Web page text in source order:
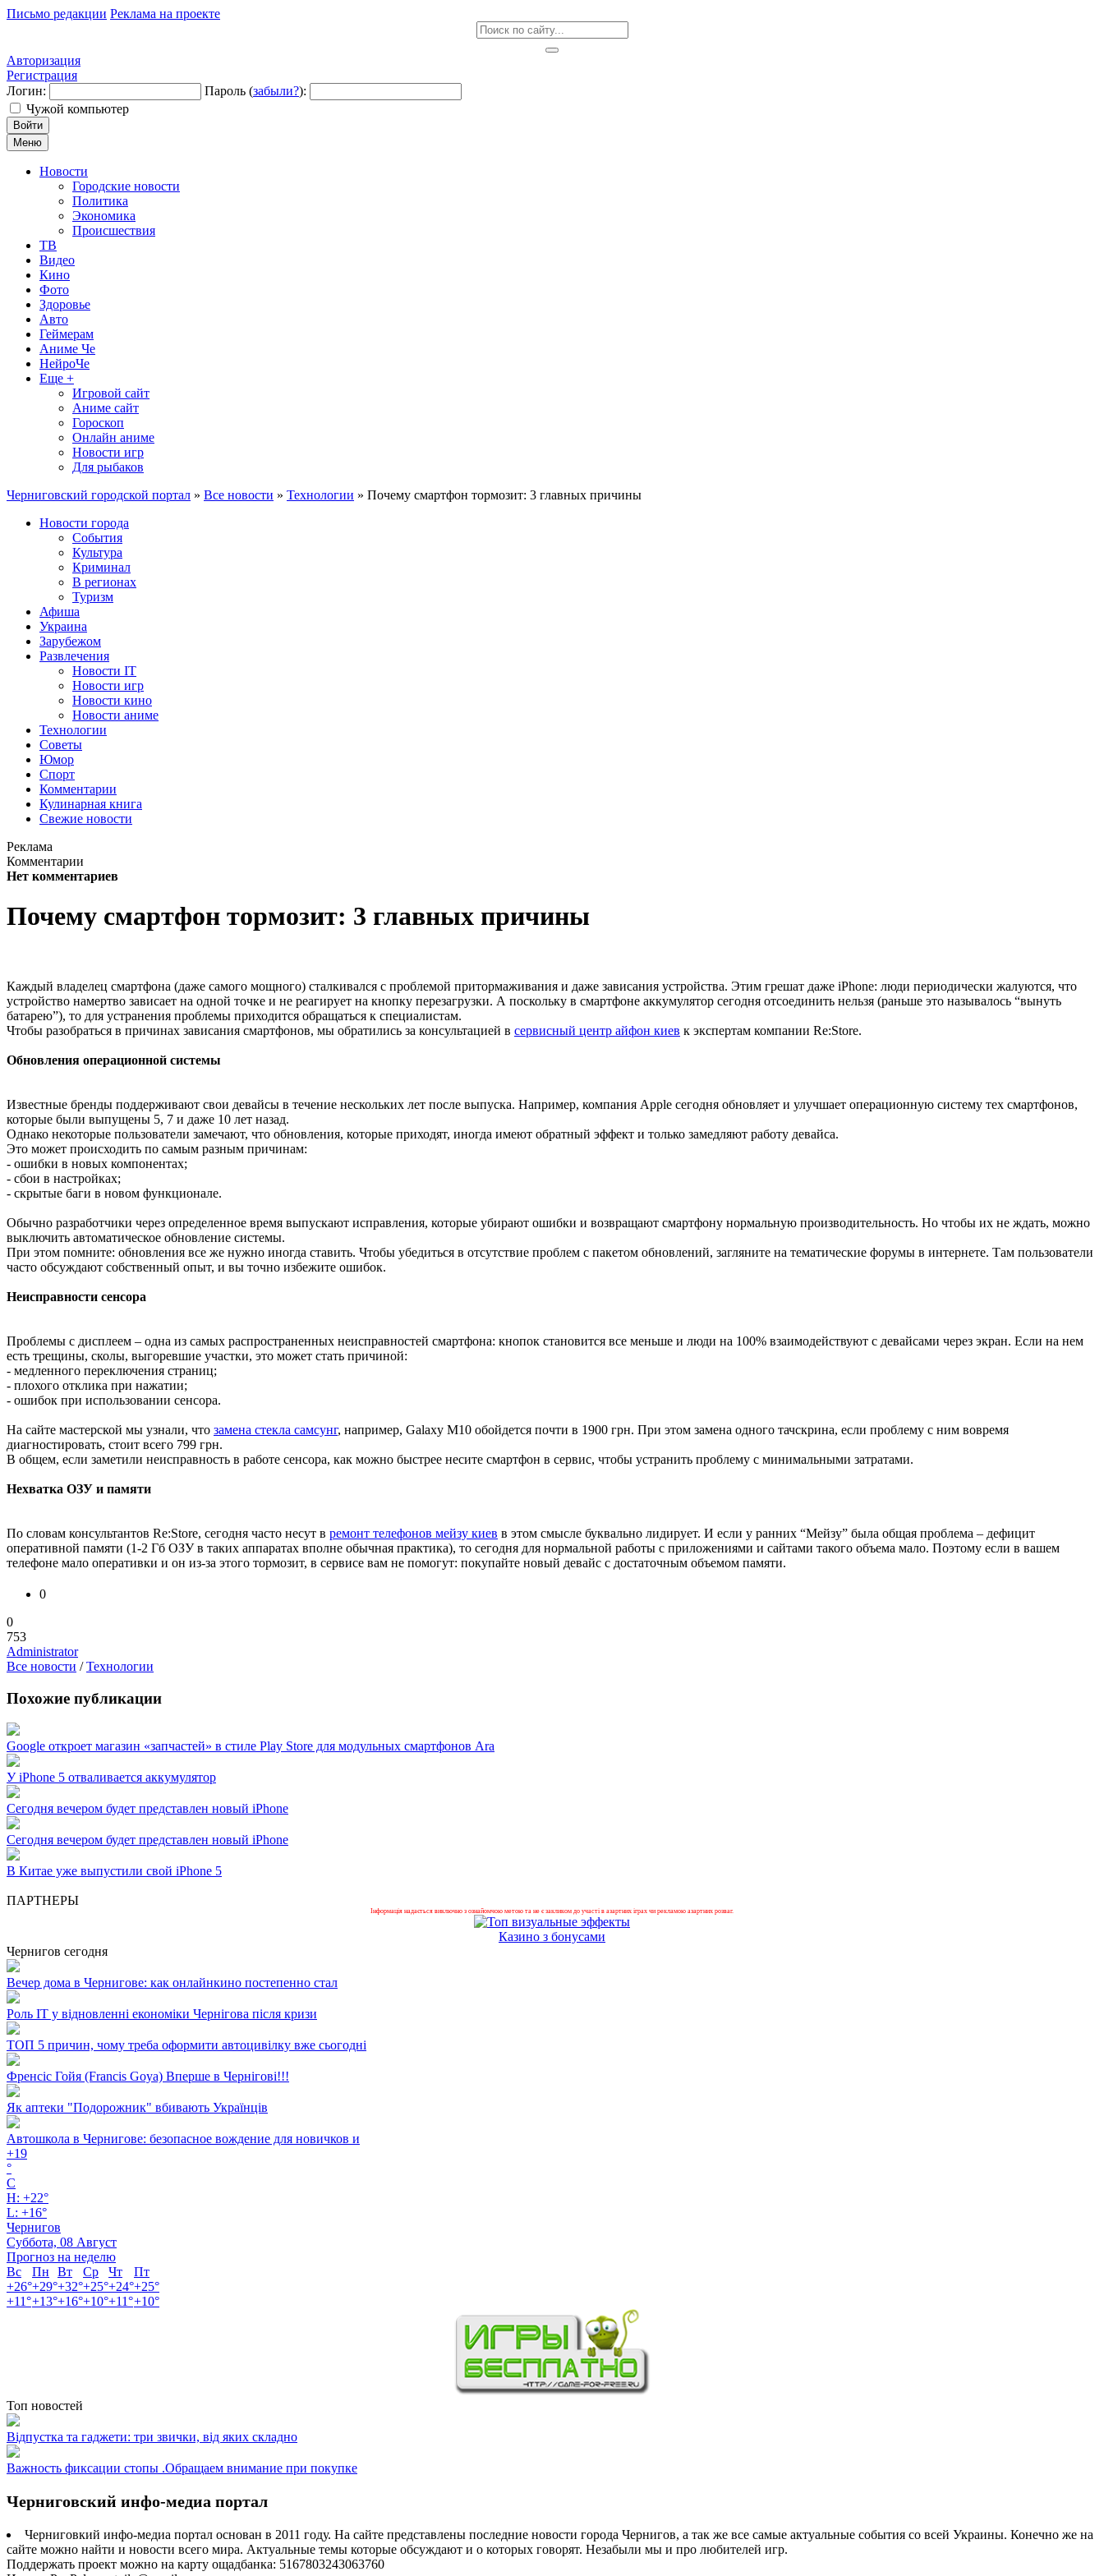
Письмо редакции Реклама на проекте
Авторизация
Регистрация
Логин:
Пароль (забыли?):
Чужой компьютер
Войти
Меню
Новости
Городские новости
Политика
Экономика
Происшествия
ТВ
Видео
Кино
Фото
Здоровье
Авто
Геймерам
Аниме Че
НейроЧе
Еще +
Игровой сайт
Аниме сайт
Гороскоп
Онлайн аниме
Новости игр
Для рыбаков
Черниговский городской портал » Все новости » Технологии » Почему смартфон тормозит: 3 главных причины
Новости города
События
Культура
Криминал
В регионах
Туризм
Афиша
Украина
Зарубежом
Развлечения
Новости IT
Новости игр
Новости кино
Новости аниме
Технологии
Советы
Юмор
Спорт
Комментарии
Кулинарная книга
Свежие новости
Реклама
Комментарии
Нет комментариев
Почему смартфон тормозит: 3 главных причины
Каждый владелец смартфона (даже самого мощного) сталкивался с проблемой притормаживания и даже зависания устройства. Этим грешат даже iPhone: люди периодически жалуются, что
устройство намертво зависает на одной точке и не реагирует на кнопку перезагрузки. А поскольку в смартфоне аккумулятор сегодня отсоединить нельзя (раньше это называлось “вынуть
батарею”), то для устранения проблемы приходится обращаться к специалистам.
Чтобы разобраться в причинах зависания смартфонов, мы обратились за консультацией в сервисный центр айфон киев к экспертам компании Re:Store.
Обновления операционной системы
Известные бренды поддерживают свои девайсы в течение нескольких лет после выпуска. Например, компания Apple сегодня обновляет и улучшает операционную систему тех смартфонов,
которые были выпущены 5, 7 и даже 10 лет назад.
Однако некоторые пользователи замечают, что обновления, которые приходят, иногда имеют обратный эффект и только замедляют работу девайса.
Это может происходить по самым разным причинам:
- ошибки в новых компонентах;
- сбои в настройках;
- скрытые баги в новом функционале.
Обычно разработчики через определенное время выпускают исправления, которые убирают ошибки и возвращают смартфону нормальную производительность. Но чтобы их не ждать, можно
выключить автоматическое обновление системы.
При этом помните: обновления все же нужно иногда ставить. Чтобы убедиться в отсутствие проблем с пакетом обновлений, загляните на тематические форумы в интернете. Там пользователи
часто обсуждают собственный опыт, и вы точно избежите ошибок.
Неисправности сенсора
Проблемы с дисплеем – одна из самых распространенных неисправностей смартфона: кнопок становится все меньше и люди на 100% взаимодействуют с девайсами через экран. Если на нем
есть трещины, сколы, выгоревшие участки, это может стать причиной:
- медленного переключения страниц;
- плохого отклика при нажатии;
- ошибок при использовании сенсора.
На сайте мастерской мы узнали, что замена стекла самсунг, например, Galaxy M10 обойдется почти в 1900 грн. При этом замена одного тачскрина, если проблему с ним вовремя
диагностировать, стоит всего 799 грн.
В общем, если заметили неисправность в работе сенсора, как можно быстрее несите смартфон в сервис, чтобы устранить проблему с минимальными затратами.
Нехватка ОЗУ и памяти
По словам консультантов Re:Store, сегодня часто несут в ремонт телефонов мейзу киев в этом смысле буквально лидирует. И если у ранних “Мейзу” была общая проблема – дефицит
оперативной памяти (1-2 Гб ОЗУ в таких аппаратах вполне обычная практика), то сегодня для нормальной работы с приложениями и сайтами такого объема мало. Поэтому если в вашем
телефоне мало оперативки и он из-за этого тормозит, в сервисе вам не помогут: покупайте новый девайс с достаточным объемом памяти.
0
0
753
Administrator
Все новости /Технологии
Похожие публикации
Google откроет магазин «запчастей» в стиле Play Store для модульных смартфонов Ara
У iPhone 5 отваливается аккумулятор
Сегодня вечером будет представлен новый iPhone
Сегодня вечером будет представлен новый iPhone
В Китае уже выпустили свой iPhone 5
ПАРТНЕРЫ
Інформація надається виключно з ознайомчою метою та не є закликом до участі в азартних іграх чи рекламою азартних розваг.
Казино з бонусами
Чернигов сегодня
Вечер дома в Чернигове: как онлайнкино постепенно стал
Роль ІТ у відновленні економіки Чернігова після кризи
ТОП 5 причин, чому треба оформити автоцивілку вже сьогодні
Френсіс Гойя (Francis Goya) Вперше в Чернігові!!!
Як аптеки "Подорожник" вбивають Українців
Автошкола в Чернигове: безопасное вождение для новичков и
+19
°
C
H: +22°
L: +16°
Чернигов
Суббота, 08 Август
Прогноз на неделю
Вс
Пн Вт Ср Чт
Пт
+26°+29°+32°+25°+24°+25°
+11°+13°+16°+10°+11°+10°
Топ новостей
Відпустка та гаджети: три звички, від яких складно
Важность фиксации стопы .Обращаем внимание при покупке
Черниговский инфо-медиа портал
Черниговкий инфо-медиа портал основан в 2011 году. На сайте представлены последние новости города Чернигов, а так же все самые актуальные события со всей Украины. Конечно же на
сайте можно найти и новости всего мира. Актуальные темы которые обсуждают и о которых говорят. Незабыли мы и про любителей игр.
Поддержать проект можно на карту ощадбанка: 5167803243063760